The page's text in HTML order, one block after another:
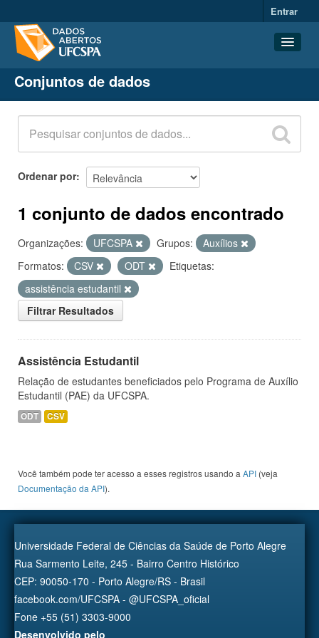
Entrar
Conjuntos de dados
Organizações
Grupos
Sobre
Conjuntos de dados
Ordenar por
1 conjunto de dados encontrado
Organizações: UFCSPA Grupos:
Auxílios
Formatos:
CSV ODT
Etiquetas:
assistência estudantil
Filtrar Resultados
Assistência Estudantil
Relação de estudantes beneficiados pelo Programa de Auxílio
Estudantil (PAE) da UFCSPA.
ODT CSV
Você também pode ter acesso a esses registros usando a API (veja
Documentação da API).
Universidade Federal de Ciências da Saúde de Porto Alegre
Rua Sarmento Leite, 245 - Bairro Centro Histórico
CEP: 90050-170 - Porto Alegre/RS - Brasil
facebook.com/UFCSPA - @UFCSPA_oficial
Fone +55 (51) 3303-9000
Desenvolvido pelo